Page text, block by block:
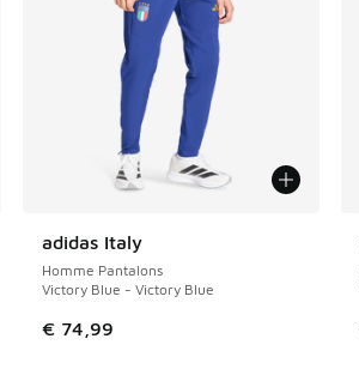
adidas Italy
Homme Pantalons
Victory Blue - Victory Blue
€ 74,99